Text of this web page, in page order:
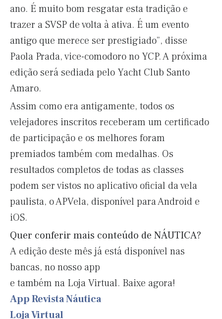
ano. É muito bom resgatar esta tradição e
trazer a SVSP de volta à ativa. É um evento
antigo que merece ser prestigiado”, disse
Paola Prada, vice-comodoro no YCP. A próxima
edição será sediada pelo Yacht Club Santo
Amaro.
Assim como era antigamente, todos os
velejadores inscritos receberam um certificado
de participação e os melhores foram
premiados também com medalhas. Os
resultados completos de todas as classes
podem ser vistos no aplicativo oficial da vela
paulista, o APVela, disponível para Android e
iOS.
Quer conferir mais conteúdo de NÁUTICA?
A edição deste mês já está disponível nas
bancas, no nosso app
e também na Loja Virtual. Baixe agora!
App Revista Náutica
Loja Virtual